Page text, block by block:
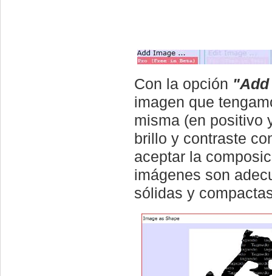
Con la opción
imagen que
misma (en positivo
brillo y contraste
aceptar la
imágenes son
sólidas y